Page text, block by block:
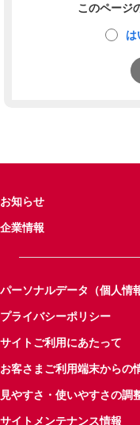
このページ
は
お知らせ
企業情報
パーソナルデータ（個人情
プライバシーポリシー
サイトご利用にあたって
お客さまご利用端末からの
見やすさ・使いやすさの調
サイトメンテナンス情報